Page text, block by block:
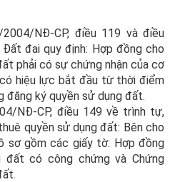
NĐ-CP, điều 119 và điều
đai quy định: Hợp đồng cho
phải có sự chứng nhận của cơ
hiệu lực bắt đầu từ thời điểm
đăng ký quyền sử dụng đất.
NĐ-CP, điều 149 về trình tự,
quyền sử dụng đất: Bên cho
sơ gồm các giấy tờ: Hợp đồng
đất có công chứng và Chứng